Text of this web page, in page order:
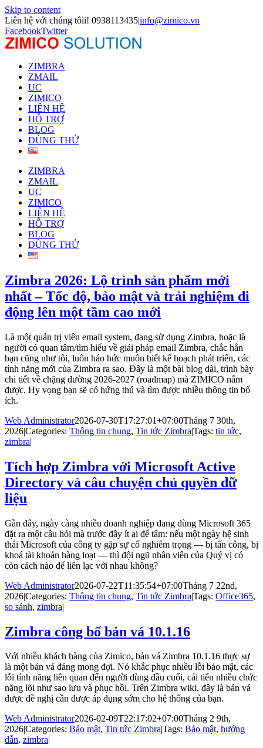
Skip to content
Liên hệ với chúng tôii! 0938113435|info@zimico.vn
FacebookTwitter
ZIMBRA
ZMAIL
UC
ZIMICO
LIÊN HỆ
HỖ TRỢ
BLOG
DÙNG THỬ
ZIMBRA
ZMAIL
UC
ZIMICO
LIÊN HỆ
HỖ TRỢ
BLOG
DÙNG THỬ
Zimbra 2026: Lộ trình sản phẩm mới
nhất – Tốc độ, bảo mật và trải nghiệm di
động lên một tầm cao mới
Là một quản trị viên email system, đang sử dụng Zimbra, hoặc là
người có quan tâm/tìm hiểu về giải pháp email Zimbra, chắc hẳn
bạn cũng như tôi, luôn háo hức muốn biết kế hoạch phát triển, các
tính năng mới của Zimbra ra sao. Đây là một bài blog dài, trình bày
chi tiết về chặng đường 2026-2027 (roadmap) mà ZIMICO nắm
được. Hy vọng bạn sẽ có hứng thú và tìm được nhiều thông tin bổ
ích.
Web Administrator2026-07-30T17:27:01+07:00Tháng 7 30th,
2026|Categories: Thông tin chung, Tin tức Zimbra|Tags: tin tức,
zimbra|
Tích hợp Zimbra với Microsoft Active
Directory và câu chuyện chủ quyền dữ
liệu
Gần đây, ngày càng nhiều doanh nghiệp đang dùng Microsoft 365
đặt ra một câu hỏi mà trước đây ít ai để tâm: nếu một ngày hệ sinh
thái Microsoft của công ty gặp sự cố nghiêm trọng — bị tấn công, bị
khoá tài khoản hàng loạt — thì đội ngũ nhân viên của Quý vị có
còn cách nào để liên lạc với nhau không?
Web Administrator2026-07-22T11:35:54+07:00Tháng 7 22nd,
2026|Categories: Thông tin chung, Tin tức Zimbra|Tags: Office365,
so sánh, zimbra|
Zimbra công bố bản vá 10.1.16
Với nhiều khách hàng của Zimico, bản vá Zimbra 10.1.16 thực sự
là một bản vá đáng mong đợi. Nó khắc phục nhiều lỗi bảo mật, các
lỗi tính năng liên quan đến người dùng đầu cuối, cải tiến nhiều chức
năng lõi như sao lưu và phục hồi. Trên Zimbra wiki, đây là bản vá
được đề nghị cần được áp dụng sớm cho hệ thống của bạn.
Web Administrator2026-02-09T22:17:02+07:00Tháng 2 9th,
2026|Categories: Bảo mật, Tin tức Zimbra|Tags: Bảo mật, hướng
dẫn, zimbra|